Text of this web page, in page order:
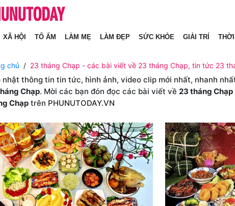
XÃ HỘI TỔ ẤM LÀM MẸ LÀM ĐẸP SỨC KHỎE GIẢI TRÍ
chủ 23 tháng Chạp - các bài viết về 23 tháng Chạp, tin tức 23
nhật thông tin tin tức, hình ảnh, video clip mới nhất, nhanh
Chạp. Mời các bạn đón đọc các bài viết về 23 tháng Chạp
Chạp trên PHUNUTODAY.VN